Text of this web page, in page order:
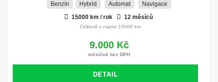
Benzín Hybrid Automat
Navigace
15000 km / rok
12 měsíců
Celkově v nájmu 15000 km
9.000 Kč
měsíčně bez DPH
DETAIL